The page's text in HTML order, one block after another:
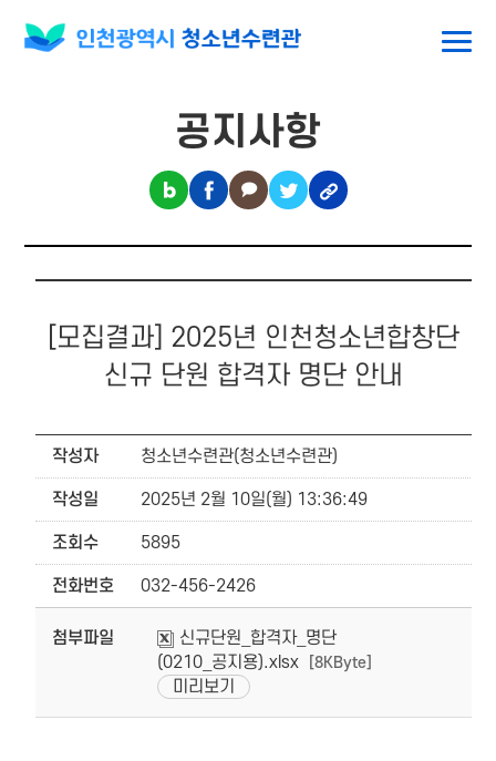
공지사항
[모집결과] 2025년 인천청소년합창단
신규 단원 합격자 명단 안내
작성자 청소년수련관(청소년수련관)
작성일 2025년 2월 10일(월) 13:36:49
조회수 5895
전화번호 032-456-2426
첨부파일
신규단원_합격자_명단
(0210_공지용).xlsx
[8KByte]
미리보기